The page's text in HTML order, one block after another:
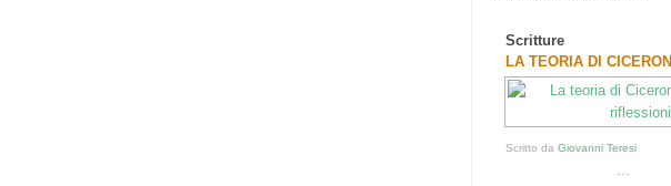
Scritture
LA TEORIA DI
Scritto daGiovanni Teresi
...